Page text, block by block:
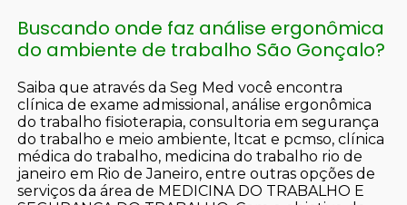
Buscando onde faz análise ergonômica
do ambiente de trabalho São Gonçalo?
Saiba que através da Seg Med você encontra
clínica de exame admissional, análise ergonômica
do trabalho fisioterapia, consultoria em segurança
do trabalho e meio ambiente, ltcat e pcmso, clínica
médica do trabalho, medicina do trabalho rio de
janeiro em Rio de Janeiro, entre outras opções de
serviços da área de MEDICINA DO TRABALHO E